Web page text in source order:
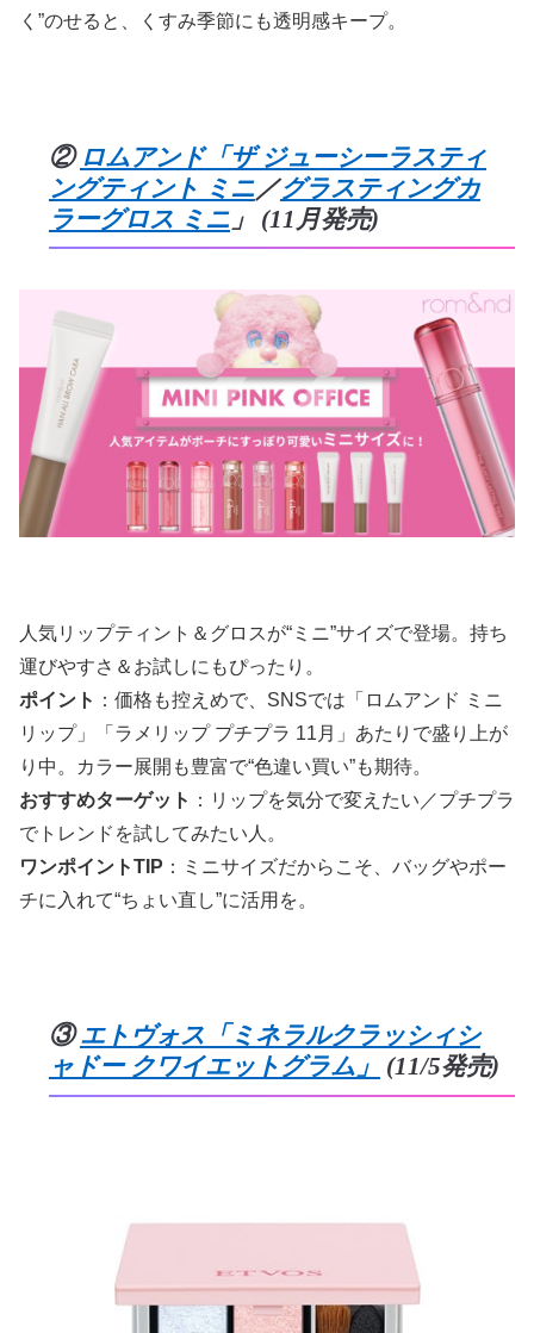
く”のせると、くすみ季節にも透明感キープ。
② ロムアンド「ザ ジューシーラスティ
ングティント ミニ／グラスティングカ
ラーグロス ミニ」 (11月発売)
人気リップティント＆グロスが“ミニ”サイズで登場。持ち
運びやすさ＆お試しにもぴったり。
ポイント ：価格も控えめで、SNSでは「ロムアンド ミニ
リップ」「ラメリップ プチプラ 11月」あたりで盛り上が
り中。カラー展開も豊富で“色違い買い”も期待。
おすすめターゲット ：リップを気分で変えたい／プチプラ
でトレンドを試してみたい人。
ワンポイントTIP ：ミニサイズだからこそ、バッグやポー
チに入れて“ちょい直し”に活用を。
③エトヴォス「ミネラルクラッシィシ
ャドー クワイエットグラム」
(11/5発売)